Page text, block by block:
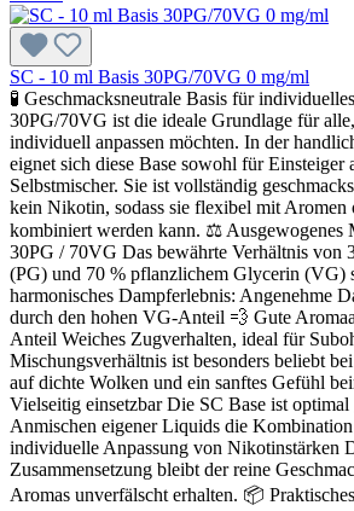
SC - 10 ml Basis 30PG/70VG 0 mg/ml
🧪 Geschmacksneutrale Basis für
30PG/70VG ist die ideale Grundlage für
individuell anpassen möchten. In der
eignet sich diese Base sowohl für Einsteiger
Selbstmischer. Sie ist vollständig
kein Nikotin, sodass sie flexibel mit Aromen
kombiniert werden kann. ⚖️ Ausgewogenes
30PG / 70VG Das bewährte Verhältnis von
(PG) und 70 % pflanzlichem Glycerin (VG)
harmonisches Dampferlebnis: Angenehme
durch den hohen VG-Anteil 💨 Gute
Anteil Weiches Zugverhalten, ideal für
Mischungsverhältnis ist besonders beliebt
auf dichte Wolken und ein sanftes Gefühl
Vielseitig einsetzbar Die SC Base ist optimal
Anmischen eigener Liquids die
individuelle Anpassung von Nikotinstärken
Zusammensetzung bleibt der reine
Aromas unverfälscht erhalten. 📦